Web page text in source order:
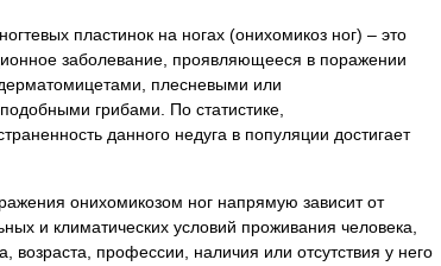
пластинок на ногах (онихомикоз ног) – это
заболевание, проявляющееся в поражении
плесневыми или
грибами. По статистике,
данного недуга в популяции достигает
онихомикозом ног напрямую зависит от
и климатических условий проживания человека,
возраста, профессии, наличия или отсутствия у него